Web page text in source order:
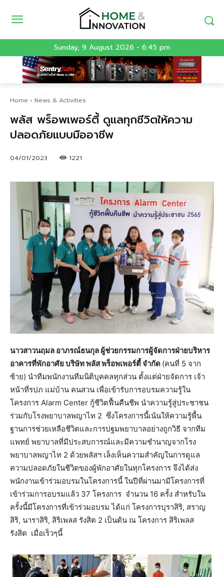
Sunday, 9 August 2026 - 6:45 pm
Home News & Activities
พลัส พร็อพเพอร์ตี้ ดูแลทุกชีวิตให้ความ
ปลอดภัยแบบมืออาชีพ
04/01/2023 1221
นาวสาวนฤมล อาภรณ์ธนกุล ผู้ช่วยกรรมการผู้จัดการฝ่ายบริหาร
อาคารที่พักอาศัย บริษัท พลัส พร็อพเพอร์ตี้ จำกัด (คนที่ 5 จาก
ซ้าย) นำทีมพนักงานทีมนิติบุคคลทุกส่วน ตั้งแต่ฝ่ายจัดการ เจ้า
หน้าที่รปภ แม่บ้าน คนสวน เพื่อเข้ารับการอบรมความรู้ใน
โครงการ Alarm Center กู้ชีวิตฟื้นคืนชีพ นำความรู้สู่ประชาชน
ร่วมกับโรงพยาบาลพญาไท 2 ซึ่งโครงการนี้เน้นให้ความรู้พื้น
ฐานการช่วยเหลือชีวิตและการปฐมพยาบาลอย่างถูกวิธี จากทีม
แพทย์ พยาบาลที่มีประสบการณ์และมีความชำนาญจากโรง
พยาบาลพญาไท 2 ด้วยพลัสฯ เล็งเห็นความสำคัญในการดูแล
ความปลอดภัยในชีวิตของผู้พักอาศัยในทุกโครงการ จึงได้ส่ง
พนักงานเข้าร่วมอบรมในโครงการนี้ ในปีที่ผ่านมามีโครงการที่
เข้าร่วมการอบรมแล้ว 37 โครงการ จำนวน 16 ครั้ง สำหรับใน
ครั้งนี้มีโครงการที่เข้าร่วมอบรม ได้แก่ โครงการบุราสิริ, สราญ
สิริ, นาราสิริ, สิริเพลส รังสิต 2 เป็นต้น ณ โครงการ สิริเพลส
รังสิต เมื่อเร็วๆนี้